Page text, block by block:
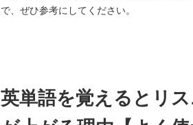
で、ぜひ参考にしてください。
英単語を覚えるとリ